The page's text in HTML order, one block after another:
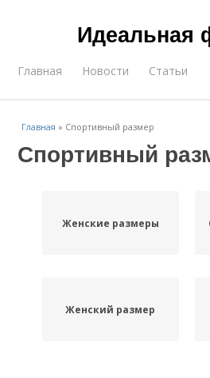
Идеальная
Главная Новости Статьи
Главная » Спортивный размер
Спортивный
Женские размеры
Женский размер